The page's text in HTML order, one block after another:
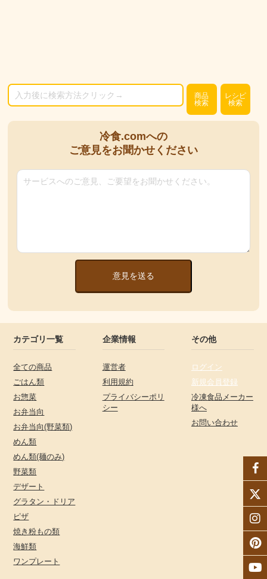
商品
検索
レシピ
検索
冷食.comへの
ご意見をお聞かせください
意見を送る
カテゴリ一覧
全ての商品
ごはん類
お惣菜
お弁当向
お弁当向(野菜類)
めん類
めん類(麺のみ)
野菜類
デザート
グラタン・ドリア
ピザ
焼き粉もの類
海鮮類
ワンプレート
企業情報
運営者
利用規約
プライバシーポリ
シー
その他
ログイン
新規会員登録
冷凍食品メーカー
様へ
お問い合わせ